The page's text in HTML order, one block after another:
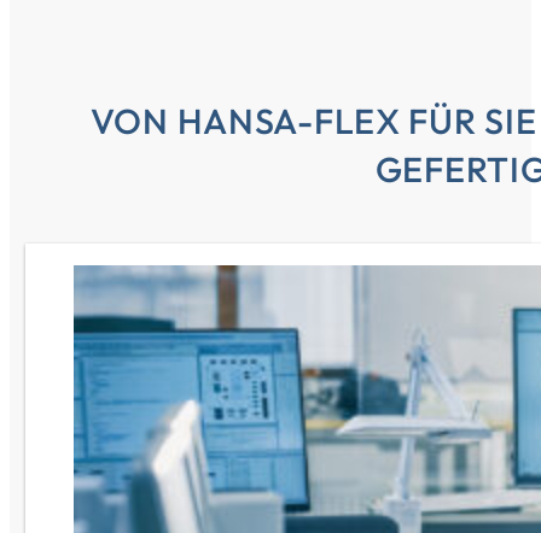
VON HANSA-FLEX FÜR